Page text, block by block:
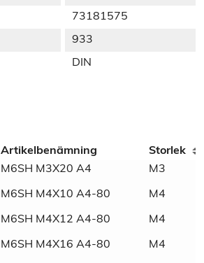
73181575
933
DIN
N/A
N/A
Artikelbenämning
Storlek
M6SH M3X20 A4 M3
M6SH M4X10 A4-80 M4
M6SH M4X12 A4-80 M4
M6SH M4X16 A4-80 M4